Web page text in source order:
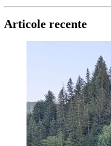
Articole recente